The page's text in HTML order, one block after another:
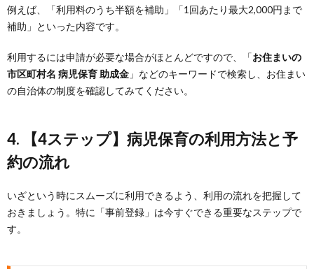
例えば、「利用料のうち半額を補助」「1回あたり最大2,000円まで
補助」といった内容です。
利用するには申請が必要な場合がほとんどですので、「お住まいの
市区町村名 病児保育 助成金 」などのキーワードで検索し、お住まい
の自治体の制度を確認してみてください。
4. 【4ステップ】病児保育の利用方法と予
約の流れ
いざという時にスムーズに利用できるよう、利用の流れを把握して
おきましょう。特に「事前登録」は今すぐできる重要なステップで
す。